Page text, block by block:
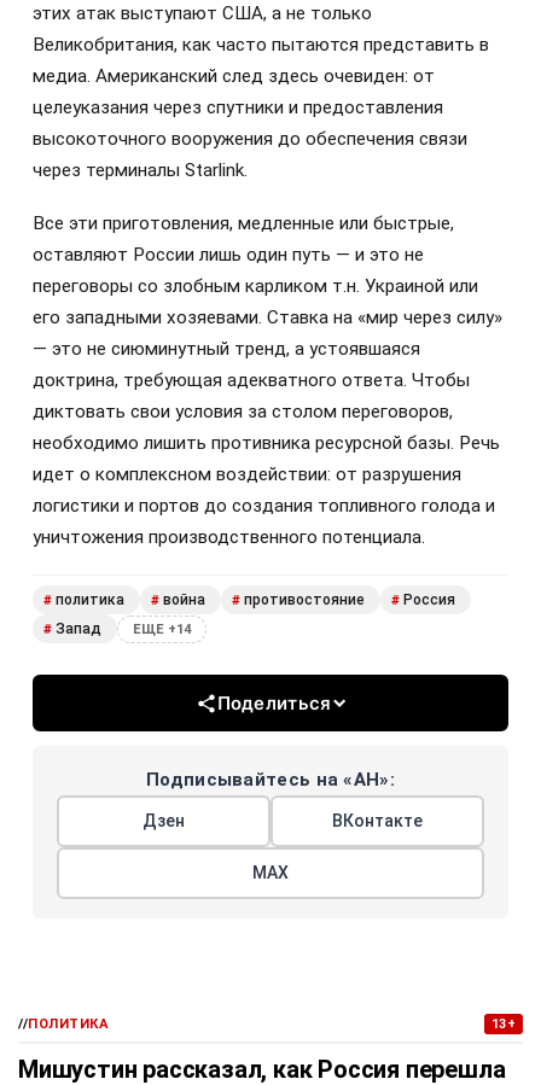
этих атак выступают США, а не только
Великобритания, как часто пытаются представить в
медиа. Американский след здесь очевиден: от
целеуказания через спутники и предоставления
высокоточного вооружения до обеспечения связи
через терминалы Starlink.
Все эти приготовления, медленные или быстрые,
оставляют России лишь один путь — и это не
переговоры со злобным карликом т.н. Украиной или
его западными хозяевами. Ставка на «мир через силу»
— это не сиюминутный тренд, а устоявшаяся
доктрина, требующая адекватного ответа. Чтобы
диктовать свои условия за столом переговоров,
необходимо лишить противника ресурсной базы. Речь
идет о комплексном воздействии: от разрушения
логистики и портов до создания топливного голода и
уничтожения производственного потенциала.
# политика # война # противостояние # Россия
# Запад ЕЩЕ +14
Поделиться
Подписывайтесь на «АН»:
Дзен ВКонтакте
МАХ
//ПОЛИТИКА 13+
Мишустин рассказал, как Россия перешла